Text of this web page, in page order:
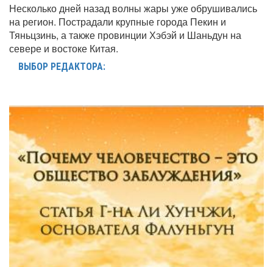
Несколько дней назад волны жары уже обрушивались
на регион. Пострадали крупные города Пекин и
Тяньцзинь, а также провинции Хэбэй и Шаньдун на
севере и востоке Китая.
ВЫБОР РЕДАКТОРА: